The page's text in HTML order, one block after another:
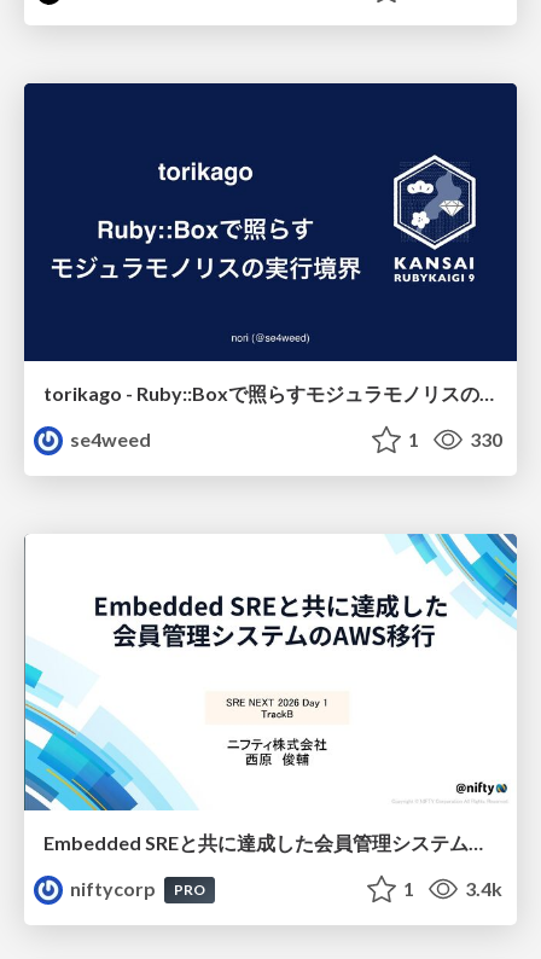
se4weed
1 330
Embedded SREと共に達成した会員管理システムのAWS移行 - SRE NEXT 2026 ランチスポンサーセッション
niftycorp
PRO 1 3.4k